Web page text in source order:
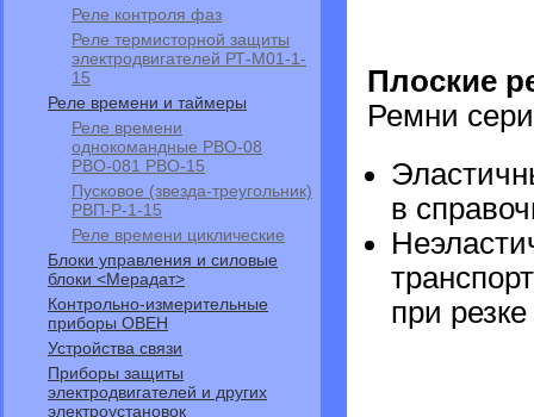
Реле контроля фаз
Реле термисторной защиты
электродвигателей РТ-М01-1-
15
Реле времени и таймеры
Реле времени
однокомандные РВО-08
РВО-081 РВО-15
Пусковое (звезда-треугольник)
РВП-Р-1-15
Реле времени циклические
Блоки управления и силовые
блоки <Мерадат>
Контрольно-измерительные
приборы ОВЕН
Устройства связи
Приборы защиты
электродвигателей и других
электроустановок
Плоские
Ремни
в
при